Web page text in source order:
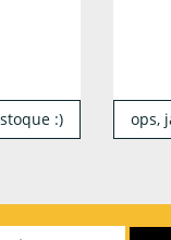
:) ops,